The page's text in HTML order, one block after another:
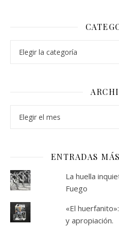
ENTRADAS
La huella
Fuego
«El
y apropiación.